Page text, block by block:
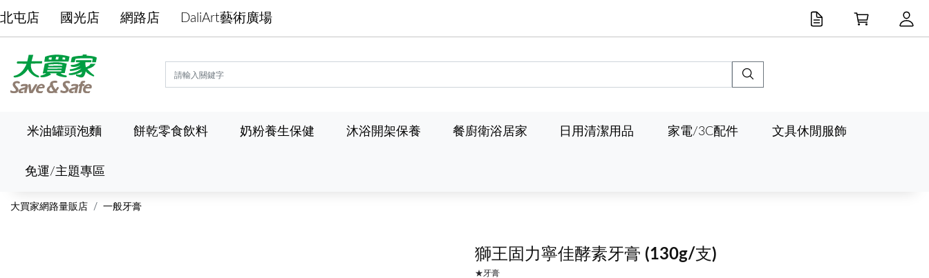
北屯店 國光店 網路店 DaliArt藝術廣場
米油罐頭泡麵 餅乾零食飲料 奶粉養生保健 沐浴開架保養 餐廚衛浴居家 日用清潔用品 家電/3C配件 文具休閒服飾
免運/主題專區
大買家網路量販店 一般牙膏
獅王固力寧佳酵素牙膏 (130g/支)
★牙膏